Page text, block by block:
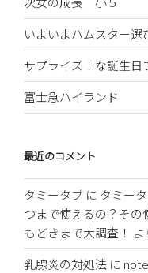
いよいよハムスター選
サプライズ！な誕生日
富士急ハイランド
最近のコメント
タミータブ に タミー
つまで使えるの？その
もどきまで大調査！ よ
乳腺炎の対処法 に